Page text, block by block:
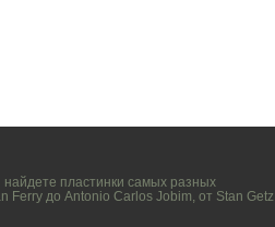
пластинки самых разных
Ferry до Antonio Carlos Jobim, от Stan Getz